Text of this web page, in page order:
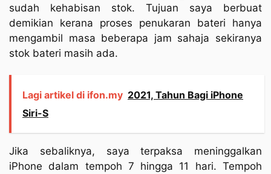
sudah kehabisan stok. Tujuan saya berbuat
demikian kerana proses penukaran bateri hanya
mengambil masa beberapa jam sahaja sekiranya
stok bateri masih ada.
Lagi artikel di ifon.my 2021, Tahun Bagi iPhone
Siri-S
Jika sebaliknya, saya terpaksa meninggalkan
iPhone dalam tempoh 7 hingga 11 hari. Tempoh